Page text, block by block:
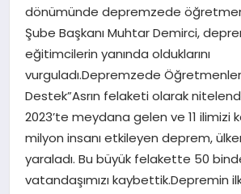
EKONOMI
MAGAZIN
dönümünde depremzede
Şube Başkanı Muhtar Demirci,
eğitimcilerin yanında olduklarını
vurguladı.Depremzede
Destek”Asrın felaketi olarak
2023’te meydana gelen ve 11 ilimizi
milyon insanı etkileyen deprem,
yaraladı. Bu büyük felakette 50
vatandaşımızı kaybettik.Depremin